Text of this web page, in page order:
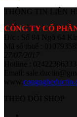
CÔNG TY CỔ